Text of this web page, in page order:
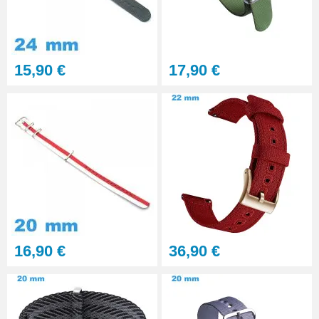
Gros pointeau de pose
professionnel BERGEON
28,90 €
Interchangeable
Kit Réparation Montre
15,90 € 17,90 €
16,90 € 36,90 €